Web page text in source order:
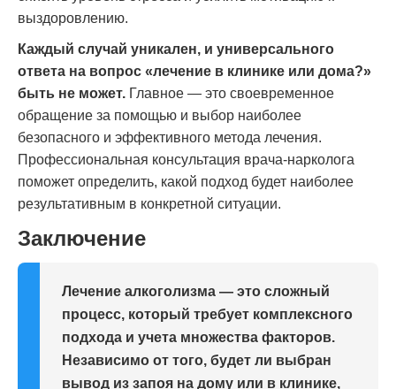
выздоровлению.
Каждый случай уникален, и универсального
ответа на вопрос «лечение в клинике или дома?»
быть не может. Главное — это своевременное
обращение за помощью и выбор наиболее
безопасного и эффективного метода лечения.
Профессиональная консультация врача-нарколога
поможет определить, какой подход будет наиболее
результативным в конкретной ситуации.
Заключение
Лечение алкоголизма — это сложный
процесс, который требует комплексного
подхода и учета множества факторов.
Независимо от того, будет ли выбран
вывод из запоя на дому или в клинике,